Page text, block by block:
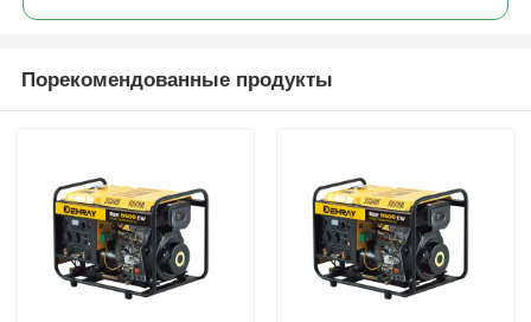
Порекомендованные продукты